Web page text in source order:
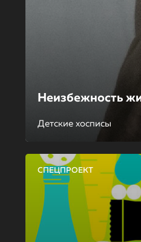
Неизбежность
Детские хосписы
СПЕЦПРОЕКТ